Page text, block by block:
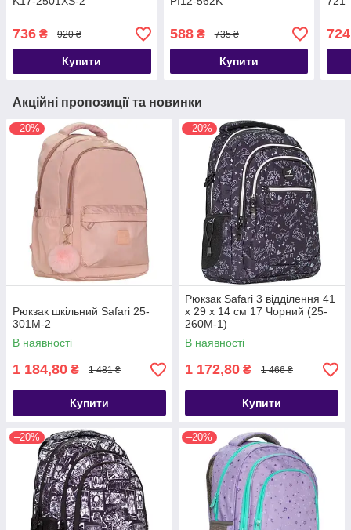
736 ₴ 920 ₴
Купити
588₴ 735 ₴
Купити
724
Акційні пропозиції та новинки
–20%
Рюкзак шкільний Safari 25-
301M-2
В наявності
1 184,80 ₴ 1 481 ₴
Купити
–20%
Рюкзак Safari 3 відділення 41
x 29 x 14 см 17 Чорний (25-
260M-1)
В наявності
1 172,80 ₴ 1 466 ₴
Купити
–20% –20%